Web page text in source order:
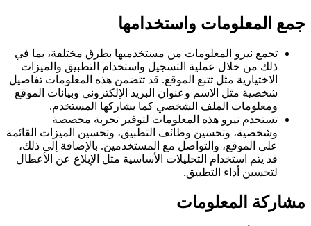
جمع المعلومات واستخدامها
تجمع نيرو المعلومات من مستخدميها بطرق مختلفة، بما في
ذلك من خلال عملية التسجيل واستخدام التطبيق والميزات
الاختيارية مثل تتبع الموقع. قد تتضمن هذه المعلومات تفاصيل
شخصية مثل الاسم وعنوان البريد الإلكتروني وبيانات الموقع
ومعلومات الملف الشخصي كما يشاركها المستخدم.
تستخدم نيرو هذه المعلومات لتوفير تجربة مخصصة
وشخصية، وتحسين وظائف التطبيق، وتحسين الميزات القائمة
على الموقع، والتواصل مع المستخدمين. بالإضافة إلى ذلك،
قد يتم استخدام التحليلات الأساسية مثل الإبلاغ عن الأعطال
لتحسين أداء التطبيق.
مشاركة المعلومات